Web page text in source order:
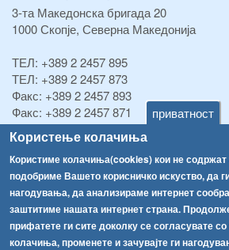
приватност
Користење колачиња
Користиме колачиња(cookies) кои не содржат
подобриме Вашето корисничко искуство, да
нагодувања, да анализираме интернет
заштитиме нашата интернет страна.
прифатете ги сите доколку се согласувате
колачиња, променете и зачувајте ги
3-та Македонска бригада 20
1000 Скопје, Северна Македонија
ТЕЛ: +389 2 2457 895
ТЕЛ: +389 2 2457 873
Факс: +389 2 2457 893
Факс: +389 2 2457 871
info@fva.gov.mk
[АХВ-претходна страна]
Соопштенија
Република Бугарија ги засили официјалните контроли при увоз на свежо овошје и зеленчук
Високите температури ризик од труење со храна, опасни се и за животните
Навигација
Архива
Регистри